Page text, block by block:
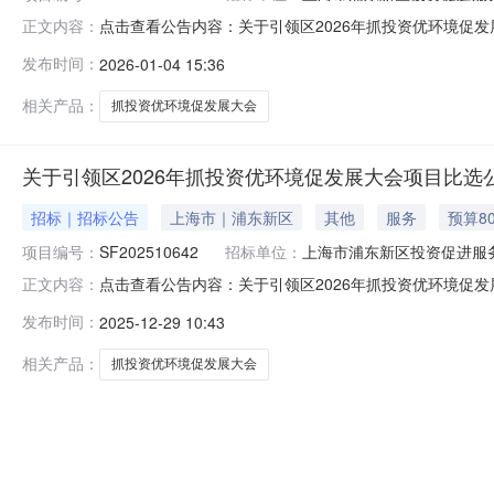
正文内容： 点击查看公告内容：关于引领区2026年抓投资优环境促
发布时间： 2026-01-04 15:36
相关产品：
抓投资优环境促发展大会
关于引领区2026年抓投资优环境促发展大会项目比选
招标｜招标公告 上海市｜浦东新区 其他 服务
预算
项目编号： SF202510642 招标单位： 上海市浦东新区投资促进服
正文内容： 点击查看公告内容：关于引领区2026年抓投资优环境促
发布时间： 2025-12-29 10:43
相关产品：
抓投资优环境促发展大会